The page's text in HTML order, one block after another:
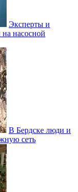
Эксперты и
насосной
В Бердске люди и
сеть